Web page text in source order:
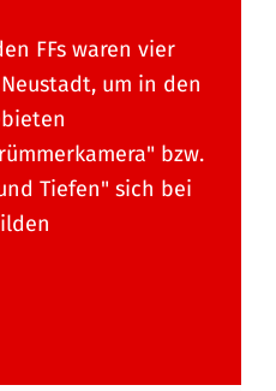
FFs waren vier
um in den
bzw.
Tiefen" sich bei